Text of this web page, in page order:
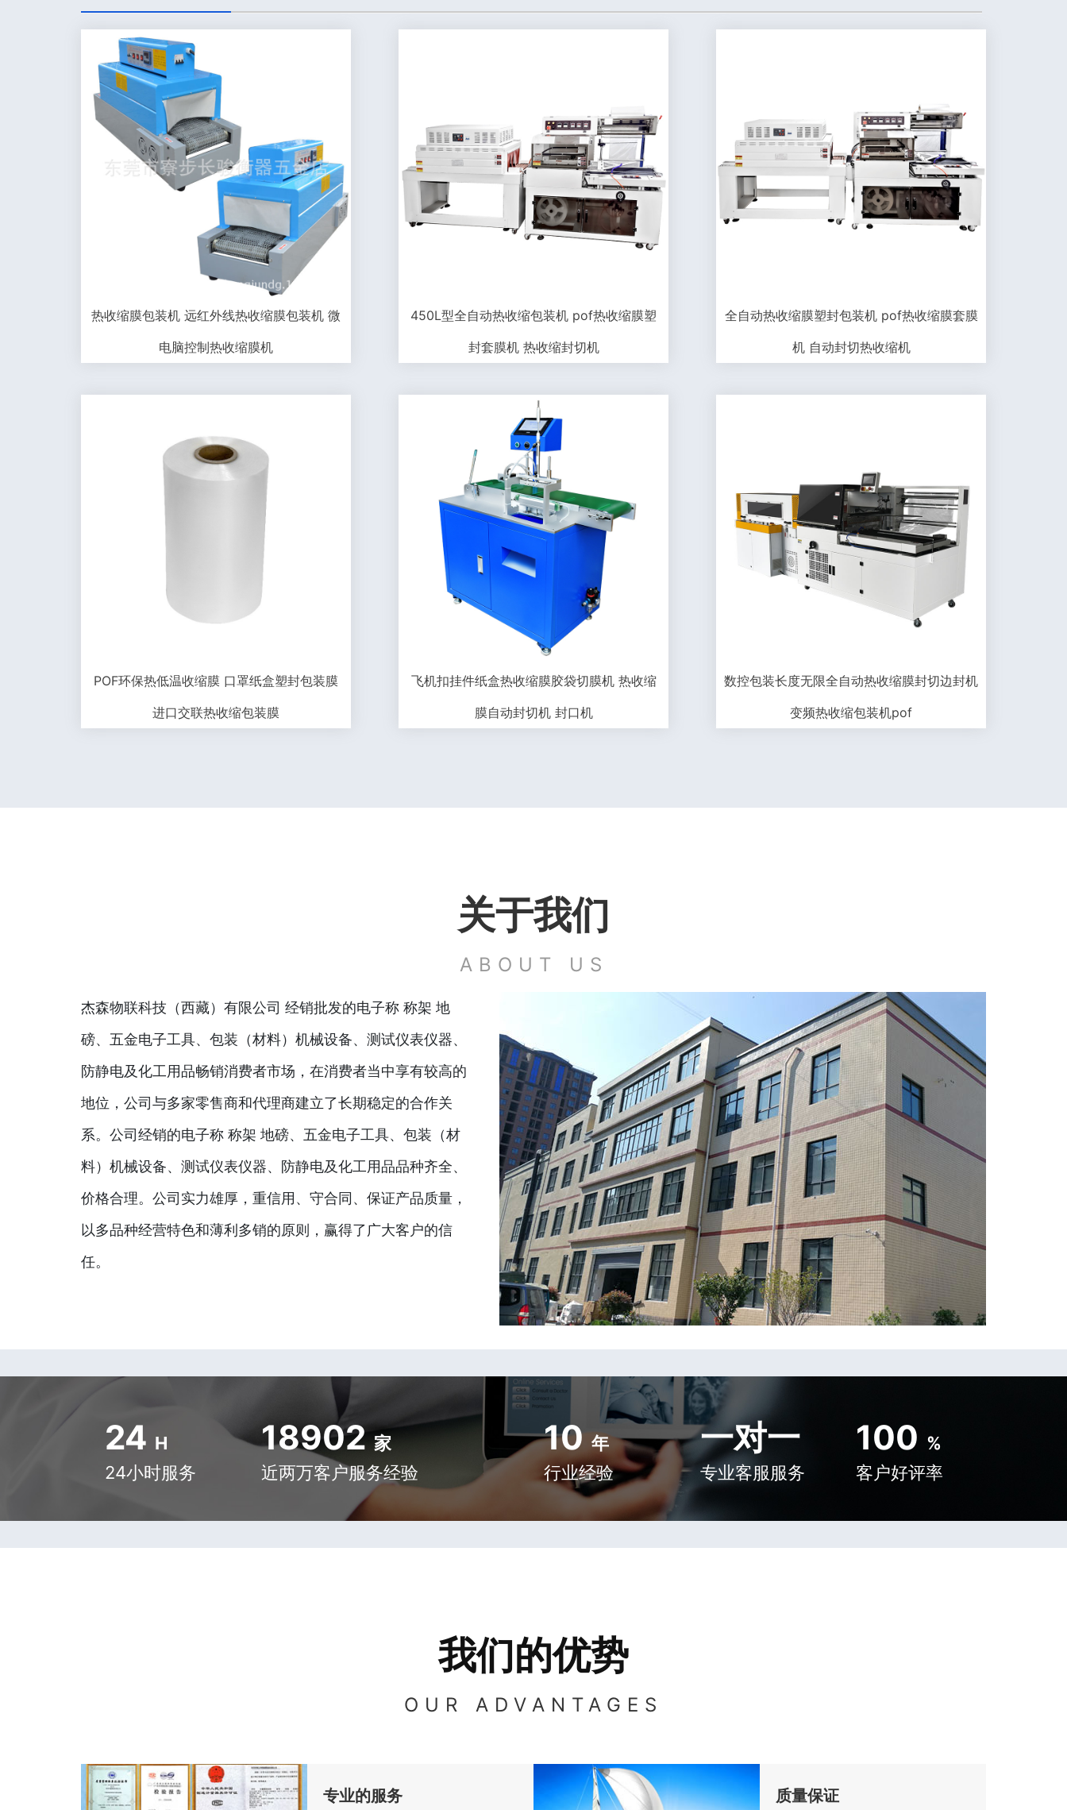
热收缩膜包装机 远红外线热收缩膜包装机 微
电脑控制热收缩膜机
450L型全自动热收缩包装机 pof热收缩膜塑
封套膜机 热收缩封切机
全自动热收缩膜塑封包装机 pof热收缩膜套膜
机 自动封切热收缩机
POF环保热低温收缩膜 口罩纸盒塑封包装膜
进口交联热收缩包装膜
飞机扣挂件纸盒热收缩膜胶袋切膜机 热收缩
膜自动封切机 封口机
数控包装长度无限全自动热收缩膜封切边封机
变频热收缩包装机pof
关于我们
ABOUT US
杰森物联科技（西藏）有限公司 经销批发的电子称 称架 地
磅、五金电子工具、包装（材料）机械设备、测试仪表仪器、
防静电及化工用品畅销消费者市场，在消费者当中享有较高的
地位，公司与多家零售商和代理商建立了长期稳定的合作关
系。公司经销的电子称 称架 地磅、五金电子工具、包装（材
料）机械设备、测试仪表仪器、防静电及化工用品品种齐全、
价格合理。公司实力雄厚，重信用、守合同、保证产品质量，
以多品种经营特色和薄利多销的原则，赢得了广大客户的信
任。
24 H
24小时服务
18902 家
近两万客户服务经验
10 年
行业经验
一对一
专业客服服务
100 %
客户好评率
我们的优势
OUR ADVANTAGES
专业的服务 质量保证